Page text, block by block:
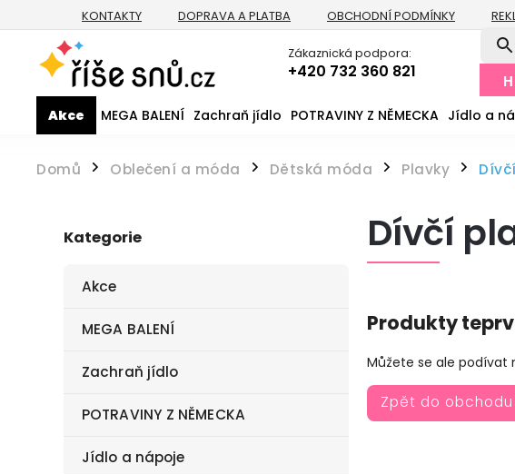
KONTAKTY DOPRAVA A PLATBA OBCHODNÍ PODMÍNKY
Zákaznická podpora:
+420 732 360 821
Akce MEGA BALENÍ Zachraň jídlo POTRAVINY Z NĚMECKA Jídlo a
Domů / Oblečení a móda / Dětská móda / Plavky /
Kategorie
Akce
MEGA BALENÍ
Zachraň jídlo
POTRAVINY Z NĚMECKA
Jídlo a nápoje
Dívčí
Produkty
Můžete se ale podívat
Zpět do obchodu